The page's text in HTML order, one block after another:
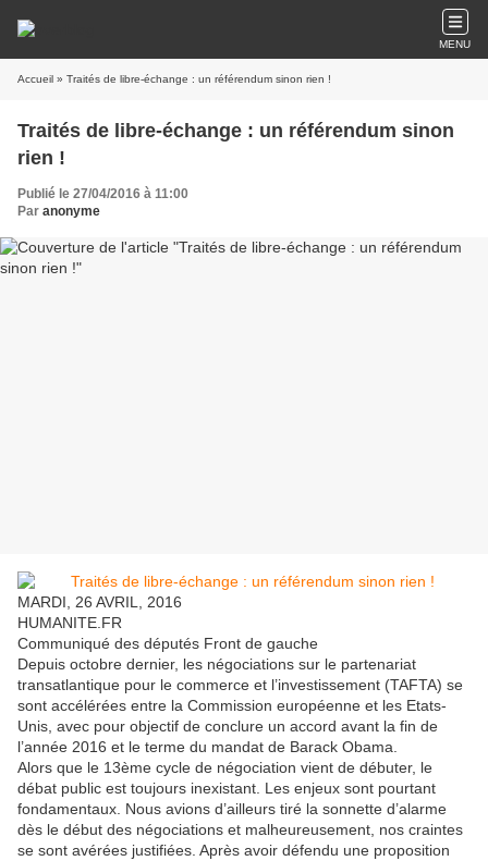
MENU
Accueil » Traités de libre-échange : un référendum sinon rien !
Traités de libre-échange : un référendum sinon
rien !
Publié le 27/04/2016 à 11:00
Par anonyme
MARDI, 26 AVRIL, 2016
HUMANITE.FR
Communiqué des députés Front de gauche
Depuis octobre dernier, les négociations sur le partenariat
transatlantique pour le commerce et l’investissement (TAFTA) se
sont accélérées entre la Commission européenne et les Etats-
Unis, avec pour objectif de conclure un accord avant la fin de
l’année 2016 et le terme du mandat de Barack Obama.
Alors que le 13ème cycle de négociation vient de débuter, le
débat public est toujours inexistant. Les enjeux sont pourtant
fondamentaux. Nous avions d’ailleurs tiré la sonnette d’alarme
dès le début des négociations et malheureusement, nos craintes
se sont avérées justifiées. Après avoir défendu une proposition